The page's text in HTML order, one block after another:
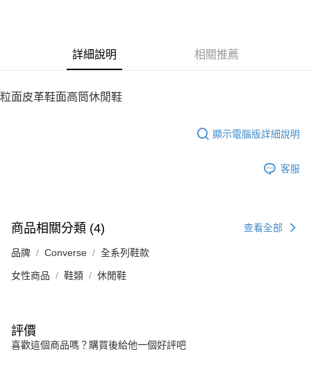
詳細說明 相關推薦
粒面皮革鞋面高筒休閒鞋
顯示電腦版詳細說明
客服
商品相關分類 (4) 查看全部
品牌 Converse 全系列鞋款
女性商品 鞋類 休閒鞋
評價
喜歡這個商品嗎？購買後給他一個好評吧